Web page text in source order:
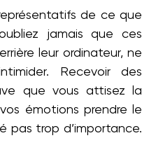
de ce que
jamais que ces
leur ordinateur, ne
Recevoir des
que vous attisez la
émotions prendre le
pas trop d’importance.